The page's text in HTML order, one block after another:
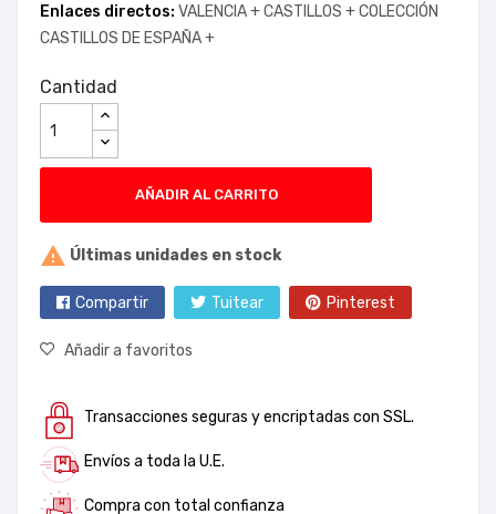
Enlaces directos: VALENCIA +CASTILLOS +COLECCIÓN
CASTILLOS DE ESPAÑA +
Cantidad
AÑADIR AL CARRITO
 Últimas unidades en stock
Compartir Tuitear Pinterest
Añadir a favoritos
Transacciones seguras y encriptadas con SSL.
Envíos a toda la U.E.
Compra con total confianza